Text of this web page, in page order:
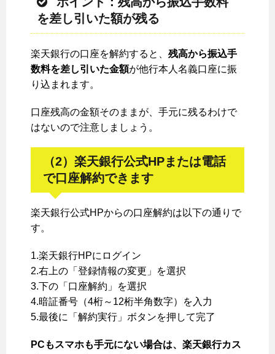
を差し引いた額が残る
楽天銀行の口座を解約すると、 残高から振込手
数料を差し引いた金額が他行本人名義口座に振
り込まれます。
口座残高の金額そのままが、手元に残るわけで
はないので注意しましょう。
（2）楽天銀行公式HPまたは電話
で口座解約できます
楽天銀行公式HPからの口座解約は以下の通りで
す。
1.楽天銀行HPにログイン
2.右上の「登録情報の変更」を選択
3.下の「口座解約」を選択
4.暗証番号（4桁～12桁半角数字）を入力
5.最後に「解約実行」ボタンを押して完了
PCもスマホも手元にない場合は、楽天銀行カス